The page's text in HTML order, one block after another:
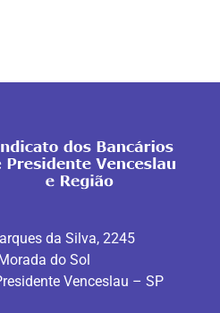
da Silva, 2245
do Sol
Venceslau – SP